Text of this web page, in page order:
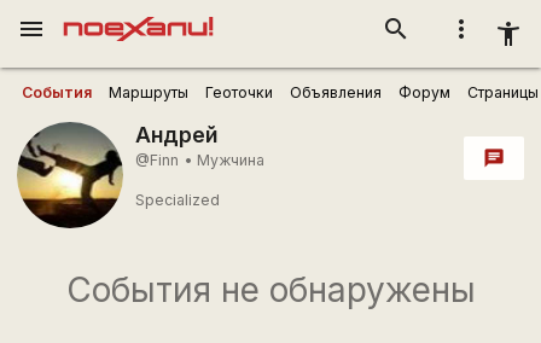
more_vert accessibility_new
search
menu
События Маршруты Геоточки Объявления Форум Страницы
Андрей
@Finn • Мужчина
Specialized
chat
События не обнаружены